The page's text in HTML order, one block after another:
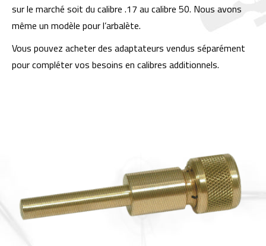
sur le marché soit du calibre .17 au calibre 50. Nous avons
même un modèle pour l’arbalète.
Vous pouvez acheter des adaptateurs vendus séparément
pour compléter vos besoins en calibres additionnels.